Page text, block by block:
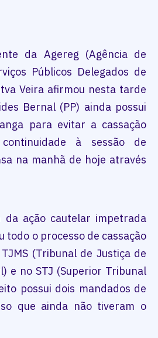
da Agereg (Agência de
Públicos Delegados de
Veira afirmou nesta tarde
Bernal (PP) ainda possui
para evitar a cassação
à sessão de
na manhã de hoje através
da ação cautelar impetrada
todo o processo de cassação
(Tribunal de Justiça de
e no STJ (Superior Tribunal
possui dois mandados de
que ainda não tiveram o